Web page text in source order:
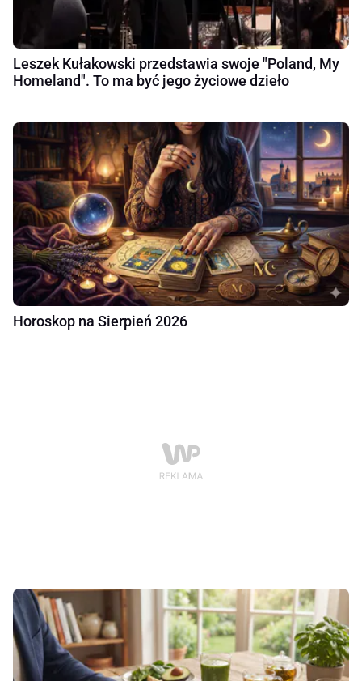
Leszek Kułakowski przedstawia swoje "Poland, My
Homeland". To ma być jego życiowe dzieło
Horoskop na Sierpień 2026